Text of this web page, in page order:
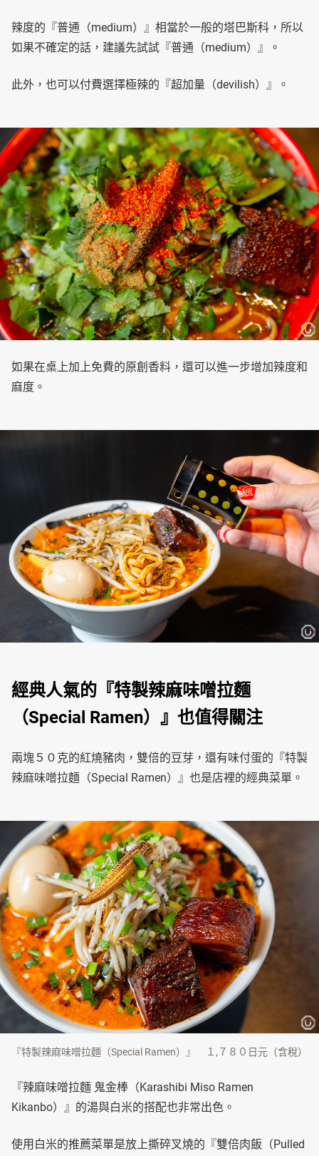
辣度的『普通（medium）』相當於一般的塔巴斯科，所以
如果不確定的話，建議先試試『普通（medium）』。
此外，也可以付費選擇極辣的『超加量（devilish）』。
如果在桌上加上免費的原創香料，還可以進一步增加辣度和
麻度。
經典人氣的『特製辣麻味噌拉麵
（Special Ramen）』也值得關注
兩塊５０克的紅燒豬肉，雙倍的豆芽，還有味付蛋的『特製
辣麻味噌拉麵（Special Ramen）』也是店裡的經典菜單。
『特製辣麻味噌拉麵（Special Ramen）』 １,７８０日元（含稅）
『辣麻味噌拉麵 鬼金棒（Karashibi Miso Ramen
Kikanbo）』的湯與白米的搭配也非常出色。
使用白米的推薦菜單是放上撕碎叉燒的『雙倍肉飯（Pulled